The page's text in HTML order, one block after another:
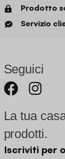
Prodotto
Servizio
Seguici
La tua
prodotti.
Iscriviti per